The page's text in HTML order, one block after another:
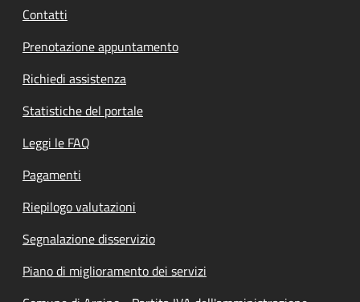
Contatti
Prenotazione appuntamento
Richiedi assistenza
Statistiche del portale
Leggi le FAQ
Pagamenti
Riepilogo valutazioni
Segnalazione disservizio
Piano di miglioramento dei servizi